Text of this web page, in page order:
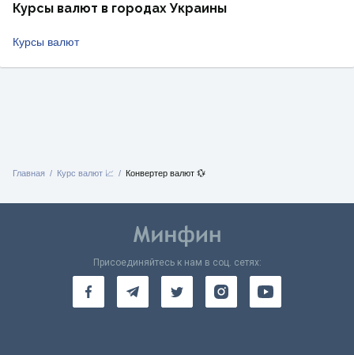
Курсы валют в городах Украины
Курсы валют
Главная Курс валют 📈 Конвертер валют 💱
Присоединяйтесь к нам в соц. сетях: